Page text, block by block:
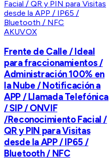
AKUVOX
Frente de Calle / Ideal
para fraccionamientos /
Administración 100% en
la Nube / Notificación a
APP / Llamada Telefónica
/ SIP / ONVIF
/Reconocimiento Facial /
QR y PIN para Visitas
desde la APP / IP65 /
Bluetooth / NFC